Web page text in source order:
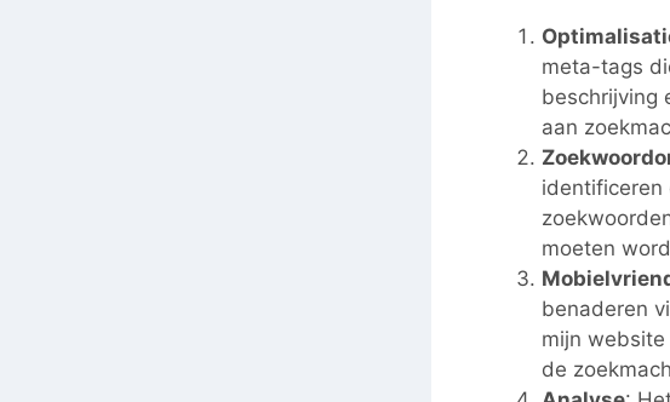
meta-tags
beschrijving
aan
identificeren
moeten
benaderen
mijn
de